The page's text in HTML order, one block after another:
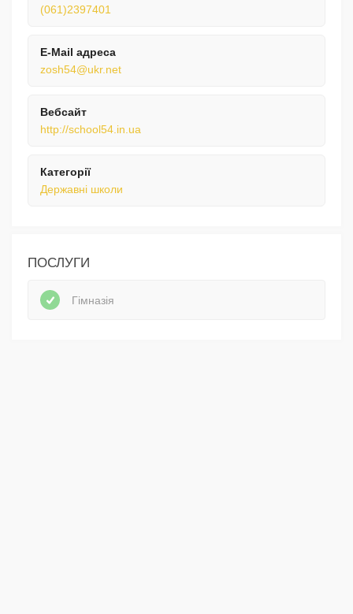
(061)2397401
E-Mail адреса
zosh54@ukr.net
Вебсайт
http://school54.in.ua
Категорії
Державні школи
ПОСЛУГИ
Гімназія